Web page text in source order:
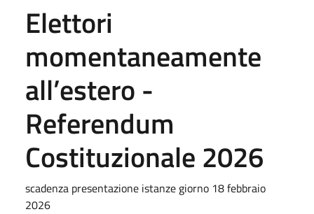
Elettori
momentaneamente
all’estero -
Referendum
Costituzionale 2026
scadenza presentazione istanze giorno 18 febbraio
2026